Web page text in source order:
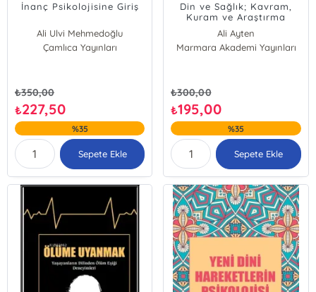
İnanç Psikolojisine Giriş
Ali Ulvi Mehmedoğlu
Çamlıca Yayınları
₺350,00
₺227,50
%35
Sepete Ekle
Din ve Sağlık; Kavram,
Kuram ve Araştırma
Ali Ayten
Marmara Akademi Yayınları
₺300,00
₺195,00
%35
Sepete Ekle